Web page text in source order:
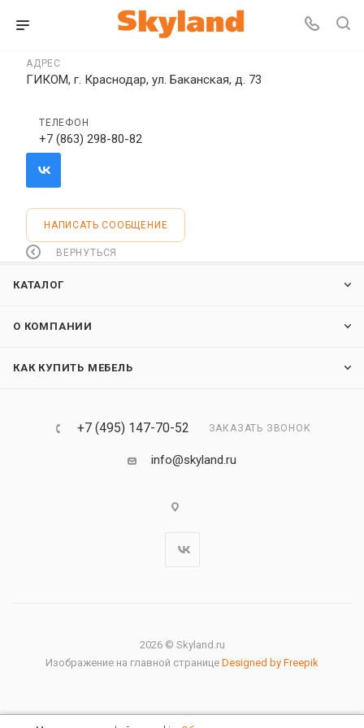
АДРЕС
ГИКОМ, г. Краснодар, ул. Баканская, д. 73
ТЕЛЕФОН
+7 (863) 298-80-82
НАПИСАТЬ СООБЩЕНИЕ
ВЕРНУТЬСЯ
КАТАЛОГ
О КОМПАНИИ
КАК КУПИТЬ МЕБЕЛЬ
+7 (495) 147-70-52 ЗАКАЗАТЬ ЗВОНОК
info@skyland.ru
2026 © Skyland.ru
Изображение на главной странице Designed by Freepik